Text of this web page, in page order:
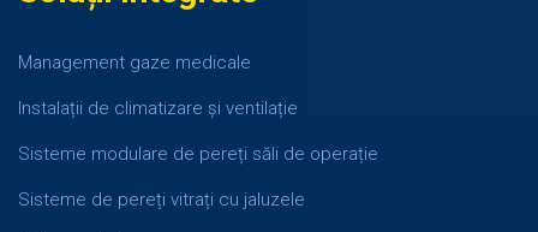
Management gaze medicale
Instalații de climatizare și ventilație
Sisteme modulare de pereți săli de operație
Sisteme de pereți vitrați cu jaluzele